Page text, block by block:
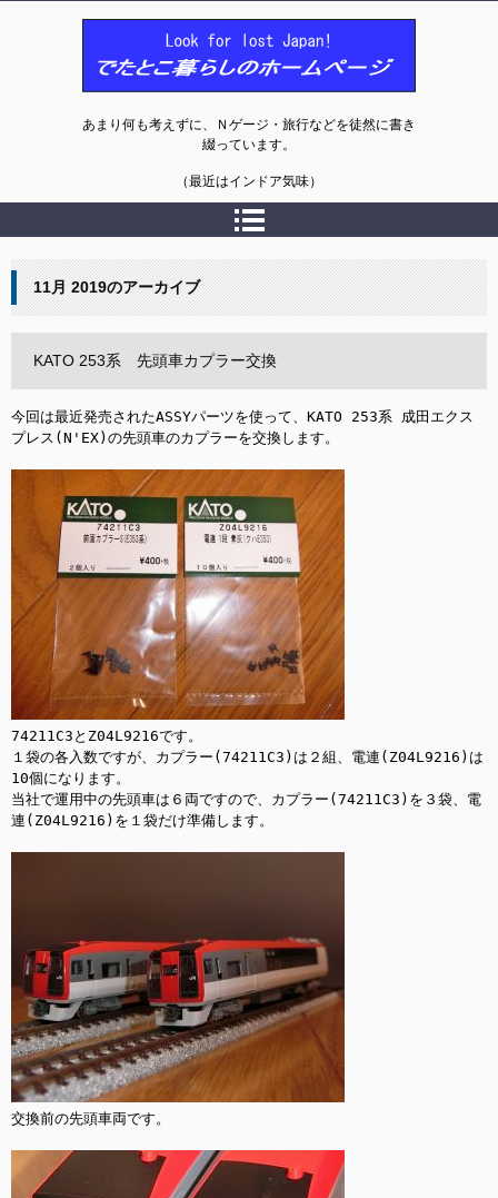
あまり何も考えずに、Ｎゲージ・旅行などを徒然に書き
綴っています。
（最近はインドア気味）
11月 2019のアーカイブ
KATO 253系 先頭車カプラー交換
今回は最近発売されたASSYパーツを使って、KATO 253系 成田エクス
プレス(N'EX)の先頭車のカプラーを交換します。
74211C3とZ04L9216です。
１袋の各入数ですが、カプラー(74211C3)は２組、電連(Z04L9216)は
10個になります。
当社で運用中の先頭車は６両ですので、カプラー(74211C3)を３袋、電
連(Z04L9216)を１袋だけ準備します。
交換前の先頭車両です。